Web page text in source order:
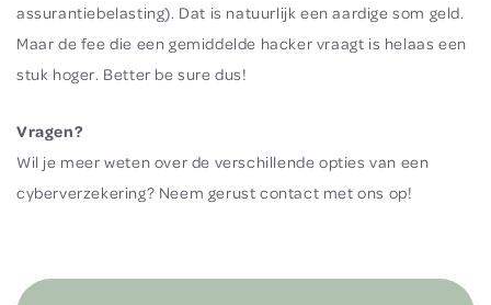
assurantiebelasting). Dat is natuurlijk een aardige som geld.
Maar de fee die een gemiddelde hacker vraagt is helaas een
stuk hoger. Better be sure dus!
Vragen?
Wil je meer weten over de verschillende opties van een
cyberverzekering? Neem gerust contact met ons op!